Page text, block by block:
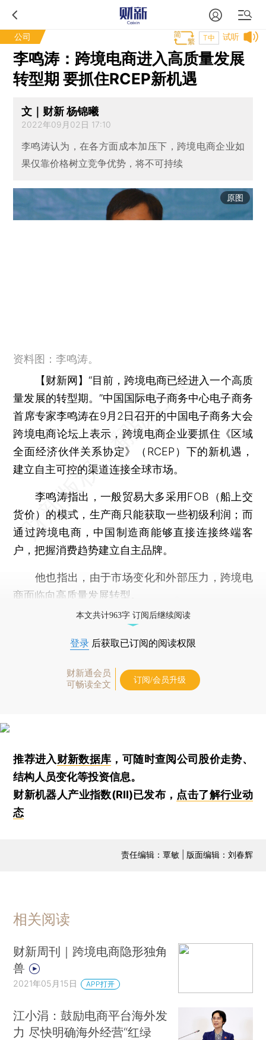
公司 试听
T中
李鸣涛：跨境电商进入高质量发展
转型期 要抓住RCEP新机遇
文｜财新 杨锦曦
2022年09月02日 17:10
李鸣涛认为，在各方面成本加压下，跨境电商企业如
果仅靠价格树立竞争优势，将不可持续
原图
资料图：李鸣涛。
【财新网】 “目前，跨境电商已经进入一个高质
量发展的转型期。”中国国际电子商务中心电子商务
首席专家李鸣涛在9月2日召开的中国电子商务大会
跨境电商论坛上表示，跨境电商企业要抓住《区域
全面经济伙伴关系协定》（RCEP）下的新机遇，
建立自主可控的渠道连接全球市场。
李鸣涛指出，一般贸易大多采用FOB（船上交
货价）的模式，生产商只能获取一些初级利润；而
通过跨境电商，中国制造商能够直接连接终端客
户，把握消费趋势建立自主品牌。
他也指出，由于市场变化和外部压力，跨境电
商面临向高质量发展转型。
本文共计963字 订阅后继续阅读
登录 后获取已订阅的阅读权限
财新通会员
可畅读全文
订阅/会员升级
推荐进入财新数据库 ，可随时查阅公司股价走势、
结构人员变化等投资信息。
财新机器人产业指数(RII)已发布， 点击了解行业动
态
责任编辑：覃敏 | 版面编辑：刘春辉
相关阅读
财新周刊｜跨境电商隐形独角
兽
2021年05月15日 APP打开
江小涓：鼓励电商平台海外发
力 尽快明确海外经营“红绿